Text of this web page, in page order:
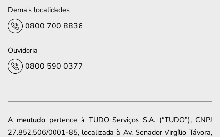
Demais localidades
0800 700 8836
Ouvidoria
0800 590 0377
A meutudopertence à TUDO Serviços S.A. (“TUDO”), CNPJ
27.852.506/0001-85, localizada à Av. Senador Virgílio Távora,